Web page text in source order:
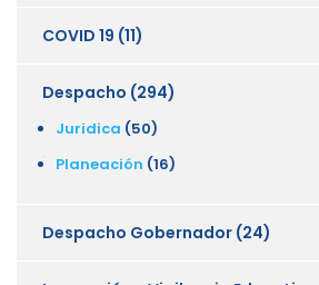
COVID 19 (11)
Despacho (294)
Juridica (50)
Planeación (16)
Despacho Gobernador (24)